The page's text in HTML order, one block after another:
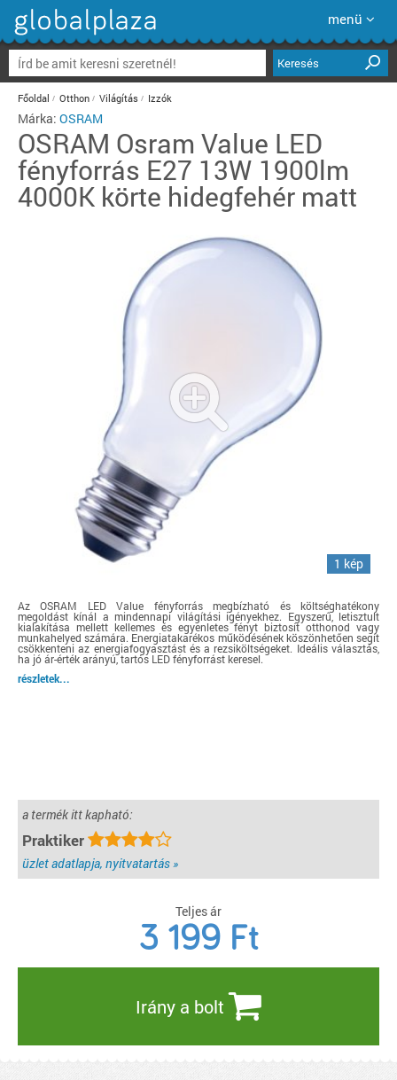
menü
Keresés
Főoldal Otthon Világítás Izzók
Márka: OSRAM
OSRAM Osram Value LED
fényforrás E27 13W 1900lm
4000K körte hidegfehér matt
1 kép
Az OSRAM LED Value fényforrás megbízható és költséghatékony
megoldást kínál a mindennapi világítási igényekhez. Egyszerű, letisztult
kialakítása mellett kellemes és egyenletes fényt biztosít otthonod vagy
munkahelyed számára. Energiatakarékos működésének köszönhetően segít
csökkenteni az energiafogyasztást és a rezsiköltségeket. Ideális választás,
ha jó ár-érték arányú, tartós LED fényforrást keresel.
részletek...
a termék itt kapható:
Praktiker
üzlet adatlapja, nyitvatartás »
Teljes ár
3 199 Ft
Irány a bolt